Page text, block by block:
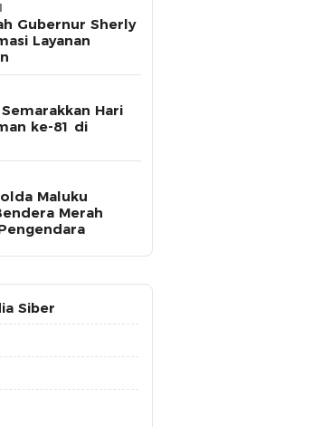
Gubernur Sherly
Layanan
Hari
ke-81 di
Maluku
Merah
Siber